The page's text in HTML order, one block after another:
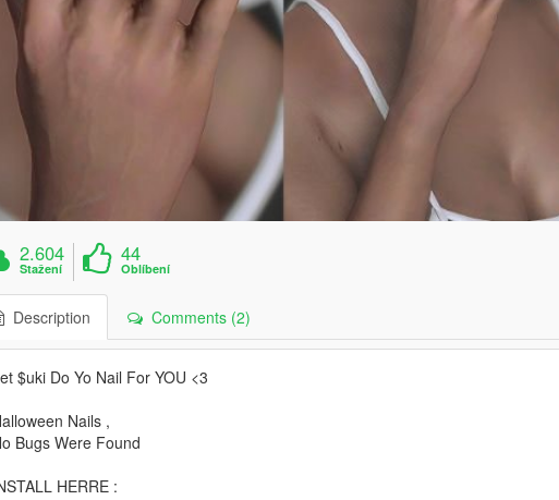
2.604
Stažení
44
Oblíbení
Description Comments (2)
$uki Do Yo Nail For YOU <3
Nails ,
Bugs Were Found
HERRE :